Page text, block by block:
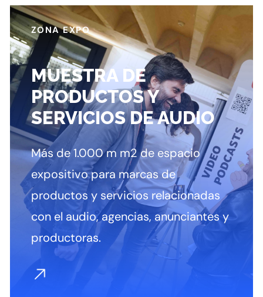
ZONA EXPO
MUESTRA DE
PRODUCTOS Y
SERVICIOS DE AUDIO
Más de 1.000 m m2 de espacio
expositivo para marcas de
productos y servicios relacionadas
con el audio, agencias, anunciantes y
productoras.